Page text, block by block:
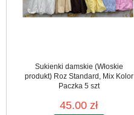
Sukienki damskie (Włoskie
produkt) Roz Standard, Mix Kolor
Paczka 5 szt
45.00 zł